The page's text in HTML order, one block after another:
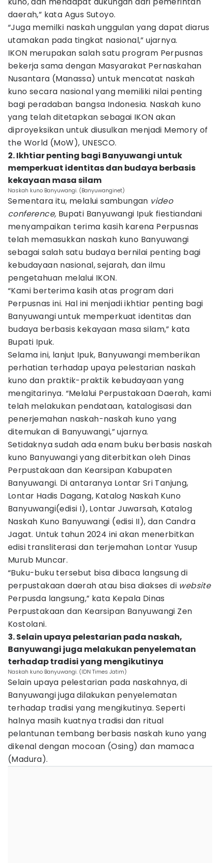
daerah,” kata Agus Sutoyo.
“Juga memilki naskah unggulan yang dapat diarus
utamakan pada tingkat nasional,” ujarnya.
IKON merupakan salah satu program Perpusnas
bekerja sama dengan Masyarakat Pernaskahan
Nusantara (Manassa) untuk mencatat naskah
kuno secara nasional yang memiliki nilai penting
bagi peradaban bangsa Indonesia. Naskah kuno
yang telah ditetapkan sebagai IKON akan
diproyeksikan untuk diusulkan menjadi Memory of
the World (MoW), UNESCO.
2. Ikhtiar penting bagi Banyuwangi untuk
memperkuat identitas dan budaya berbasis
kekayaan masa silam
Naskah kuno Banyuwangi. (Banyuwanginet)
Sementara itu, melalui sambungan video
conference, Bupati Banyuwangi Ipuk fiestiandani
menyampaikan terima kasih karena Perpusnas
telah memasukkan naskah kuno Banyuwangi
sebagai salah satu budaya bernilai penting bagi
kebudayaan nasional, sejarah, dan ilmu
pengetahuan melalui IKON.
“Kami berterima kasih atas program dari
Perpusnas ini. Hal ini menjadi ikhtiar penting bagi
Banyuwangi untuk memperkuat identitas dan
budaya berbasis kekayaan masa silam,” kata
Bupati Ipuk.
Selama ini, lanjut Ipuk, Banyuwangi memberikan
perhatian terhadap upaya pelestarian naskah
kuno dan praktik-praktik kebudayaan yang
mengitarinya. “Melalui Perpustakaan Daerah, kami
telah melakukan pendataan, katalogisasi dan
penerjemahan naskah-naskah kuno yang
ditemukan di Banyuwangi,” ujarnya.
Setidaknya sudah ada enam buku berbasis naskah
kuno Banyuwangi yang diterbitkan oleh Dinas
Perpustakaan dan Kearsipan Kabupaten
Banyuwangi. Di antaranya Lontar Sri Tanjung,
Lontar Hadis Dagang, Katalog Naskah Kuno
Banyuwangi(edisi I), Lontar Juwarsah, Katalog
Naskah Kuno Banyuwangi (edisi II), dan Candra
Jagat. Untuk tahun 2024 ini akan menerbitkan
edisi transliterasi dan terjemahan Lontar Yusup
Murub Muncar.
“Buku-buku tersebut bisa dibaca langsung di
perpustakaan daerah atau bisa diakses di website
Perpusda langsung,” kata Kepala Dinas
Perpustakaan dan Kearsipan Banyuwangi Zen
Kostolani.
3. Selain upaya pelestarian pada naskah,
Banyuwangi juga melakukan penyelematan
terhadap tradisi yang mengikutinya
Naskah kuno Banyuwangi. (IDN Times Jatim)
Selain upaya pelestarian pada naskahnya, di
Banyuwangi juga dilakukan penyelematan
terhadap tradisi yang mengikutinya. Seperti
halnya masih kuatnya tradisi dan ritual
pelantunan tembang berbasis naskah kuno yang
dikenal dengan mocoan (Osing) dan mamaca
(Madura).